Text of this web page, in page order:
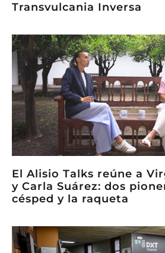
Transvulcania Inversa
El Alisio Talks reúne a
y Carla Suárez: dos
césped y la raqueta